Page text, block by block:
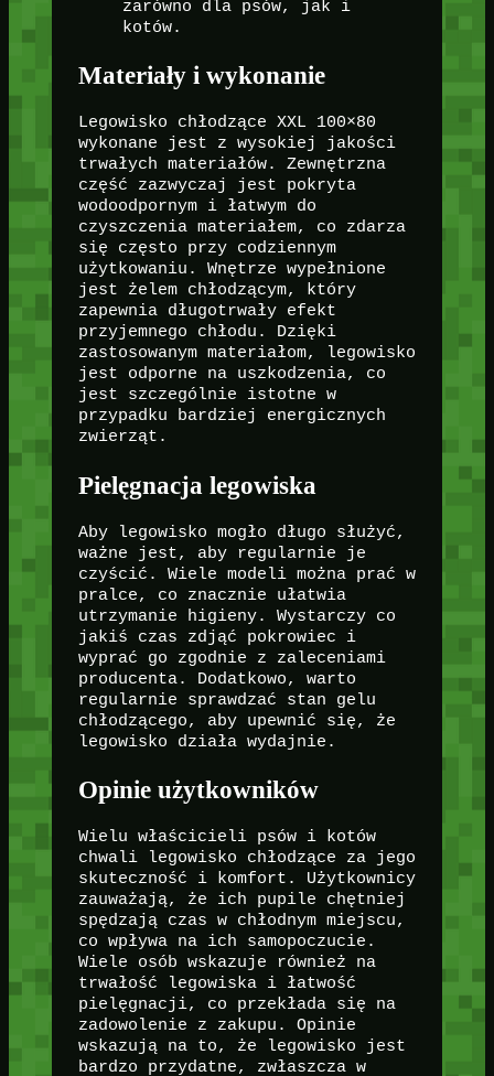
zarówno dla psów, jak i
kotów.
Materiały i wykonanie
Legowisko chłodzące XXL 100×80
wykonane jest z wysokiej jakości
trwałych materiałów. Zewnętrzna
część zazwyczaj jest pokryta
wodoodpornym i łatwym do
czyszczenia materiałem, co zdarza
się często przy codziennym
użytkowaniu. Wnętrze wypełnione
jest żelem chłodzącym, który
zapewnia długotrwały efekt
przyjemnego chłodu. Dzięki
zastosowanym materiałom, legowisko
jest odporne na uszkodzenia, co
jest szczególnie istotne w
przypadku bardziej energicznych
zwierząt.
Pielęgnacja legowiska
Aby legowisko mogło długo służyć,
ważne jest, aby regularnie je
czyścić. Wiele modeli można prać w
pralce, co znacznie ułatwia
utrzymanie higieny. Wystarczy co
jakiś czas zdjąć pokrowiec i
wyprać go zgodnie z zaleceniami
producenta. Dodatkowo, warto
regularnie sprawdzać stan gelu
chłodzącego, aby upewnić się, że
legowisko działa wydajnie.
Opinie użytkowników
Wielu właścicieli psów i kotów
chwali legowisko chłodzące za jego
skuteczność i komfort. Użytkownicy
zauważają, że ich pupile chętniej
spędzają czas w chłodnym miejscu,
co wpływa na ich samopoczucie.
Wiele osób wskazuje również na
trwałość legowiska i łatwość
pielęgnacji, co przekłada się na
zadowolenie z zakupu. Opinie
wskazują na to, że legowisko jest
bardzo przydatne, zwłaszcza w